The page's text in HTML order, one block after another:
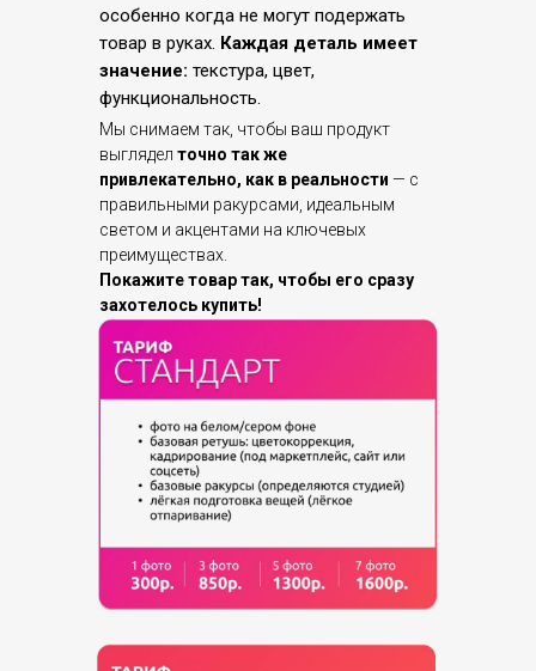
особенно когда не могут подержать
товар в руках. Каждая деталь имеет
значение: текстура, цвет,
функциональность.
Мы снимаем так, чтобы ваш продукт
выглядел точно так же
привлекательно, как в реальности — с
правильными ракурсами, идеальным
светом и акцентами на ключевых
преимуществах.
Покажите товар так, чтобы его сразу
захотелось купить!